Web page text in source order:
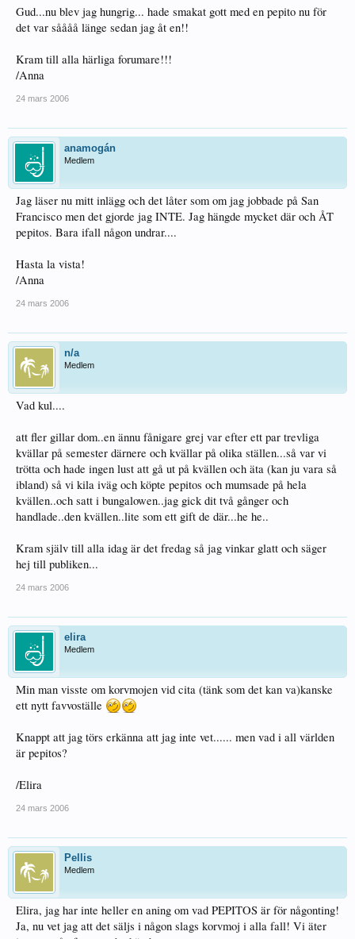
Gud...nu blev jag hungrig... hade smakat gott med en pepito nu för
det var såååå länge sedan jag åt en!!
Kram till alla härliga forumare!!!
/Anna
24 mars 2006
anamogán
Medlem
Jag läser nu mitt inlägg och det låter som om jag jobbade på San
Francisco men det gjorde jag INTE. Jag hängde mycket där och ÅT
pepitos. Bara ifall någon undrar....
Hasta la vista!
/Anna
24 mars 2006
n/a
Medlem
Vad kul....
att fler gillar dom..en ännu fånigare grej var efter ett par trevliga
kvällar på semester därnere och kvällar på olika ställen...så var vi
trötta och hade ingen lust att gå ut på kvällen och äta (kan ju vara så
ibland) så vi kila iväg och köpte pepitos och mumsade på hela
kvällen..och satt i bungalowen..jag gick dit två gånger och
handlade..den kvällen..lite som ett gift de där...he he..
Kram själv till alla idag är det fredag så jag vinkar glatt och säger
hej till publiken...
24 mars 2006
elira
Medlem
Min man visste om korvmojen vid cita (tänk som det kan va)kanske
ett nytt favvoställe
Knappt att jag törs erkänna att jag inte vet...... men vad i all världen
är pepitos?
/Elira
24 mars 2006
Pellis
Medlem
Elira, jag har inte heller en aning om vad PEPITOS är för någonting!
Ja, nu vet jag att det säljs i någon slags korvmoj i alla fall! Vi äter